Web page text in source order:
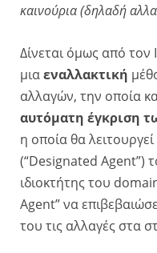
καινούρια (δηλαδή
Δίνεται όμως από τον
μιαεναλλακτική
αλλαγών, την οποία
αυτόματη έγκριση
η οποία θα
(“Designated Agent”)
ιδιοκτήτης του
Agent” να
του τις αλλαγές στα